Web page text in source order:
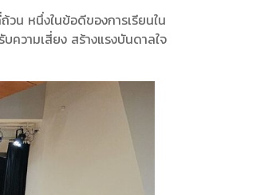
น หนึ่งในข้อดีของการเรียนใน
ความเสี่ยง สร้างแรงบันดาลใจ